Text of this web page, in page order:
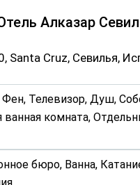
Алказар
Santa Cruz, Севилья,
Телевизор, Душ,
ванная комната,
бюро, Ванна,